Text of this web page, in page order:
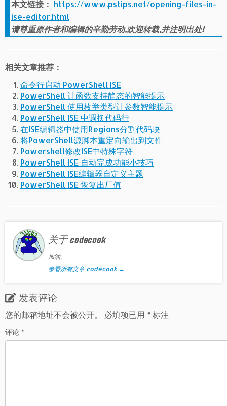
本文链接： https://www.pstips.net/opening-files-in-
ise-editor.html
请尊重原作者和编辑的辛勤劳动,欢迎转载,并注明出处!
相关文章推荐：
命令行启动 PowerShell ISE
PowerShell 让函数支持静态的智能提示
PowerShell 使用枚举类型让参数智能提示
PowerShell ISE 中调换代码行
在ISE编辑器中使用Regions分割代码块
将PowerShell源脚本重定向输出到文件
Powershell修改ISE中特殊字符
PowerShell ISE 自动完成功能小技巧
PowerShell ISE编辑器自定义主题
PowerShell ISE 恢复出厂值
关于 codecook
加油。
参看所有文章 codecook →
发表评论
您的邮箱地址不会被公开。
必填项已用 *标注
评论 *